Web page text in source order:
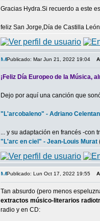
Gracias Hydra.Si recuerdo a este
feliz San Jorge,Día de Castilla
Publicado: Mar Jun 21, 2022 19:04
¡Feliz Día Europeo de la Música,
Dejo por aquí una canción que
"L'arcobaleno" - Adriano
... y su adaptación en francés -con
"L'arc en ciel" - Jean-Louis Murat
Publicado: Lun Oct 17, 2022 19:55
Tan absurdo (pero menos
extractos músico-literarios
radio y en CD: